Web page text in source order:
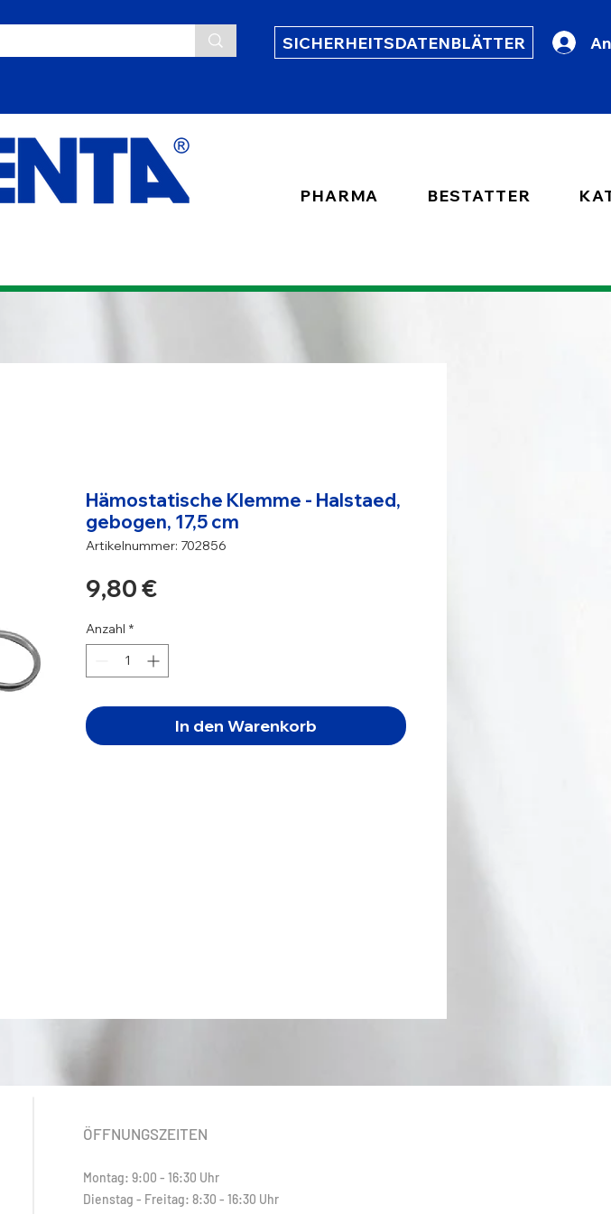
SICHERHEITSDATENBLÄTTER
PHARMA BESTATTER
Hämostatische Klemme - Halstaed,
gebogen, 17,5 cm
Artikelnummer: 702856
9,80 €Preis
Anzahl *
In den Warenkorb
ÖFFNUNGSZEITEN
Montag: 9:00 - 16:30 Uhr
Dienstag - Freitag: 8:30 - 16:30 Uhr